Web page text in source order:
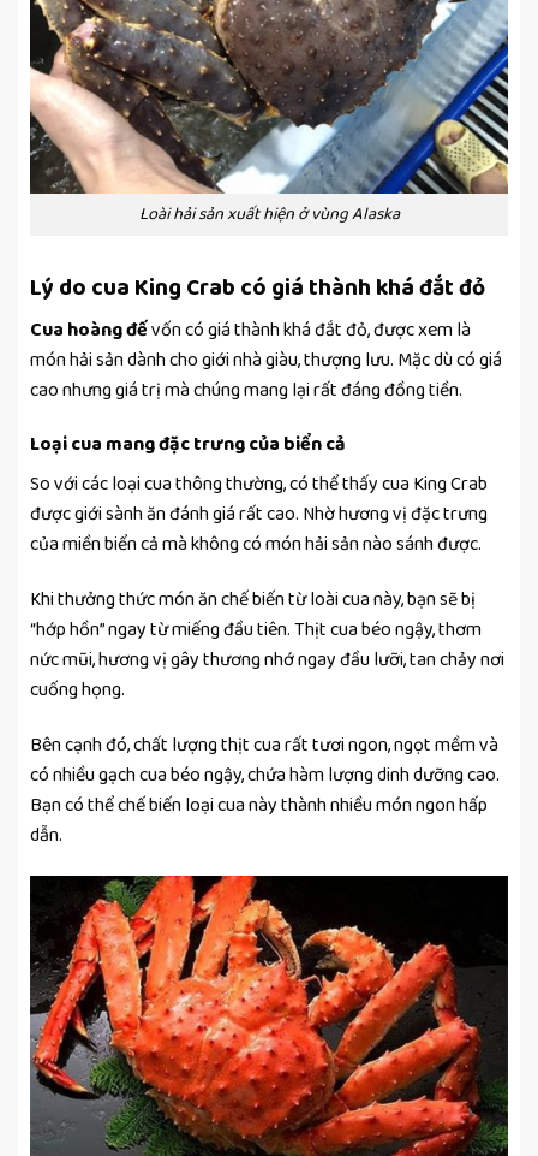
Loài hải sản xuất hiện ở vùng Alaska
Lý do cua King Crab có giá thành khá đắt đỏ
Cua hoàng đếvốn có giá thành khá đắt đỏ, được xem là
món hải sản dành cho giới nhà giàu, thượng lưu. Mặc dù có giá
cao nhưng giá trị mà chúng mang lại rất đáng đồng tiền.
Loại cua mang đặc trưng của biển cả
So với các loại cua thông thường, có thể thấy cua King Crab
được giới sành ăn đánh giá rất cao. Nhờ hương vị đặc trưng
của miền biển cả mà không có món hải sản nào sánh được.
Khi thưởng thức món ăn chế biến từ loài cua này, bạn sẽ bị
“hớp hồn” ngay từ miếng đầu tiên. Thịt cua béo ngậy, thơm
nức mũi, hương vị gây thương nhớ ngay đầu lưỡi, tan chảy nơi
cuống họng.
Bên cạnh đó, chất lượng thịt cua rất tươi ngon, ngọt mềm và
có nhiều gạch cua béo ngậy, chứa hàm lượng dinh dưỡng cao.
Bạn có thể chế biến loại cua này thành nhiều món ngon hấp
dẫn.